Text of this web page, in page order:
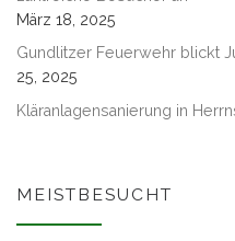
März 18, 2025
Gundlitzer Feuerwehr blickt
25, 2025
Kläranlagensanierung in
MEISTBESUCHT